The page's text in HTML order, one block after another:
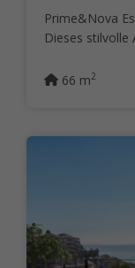
Prime&Nova
Dieses stilvolle
66 m2